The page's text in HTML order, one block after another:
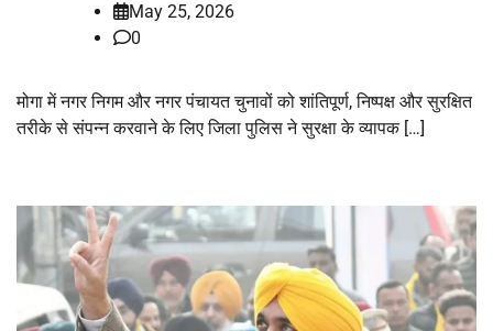
May 25, 2026
0
मोगा में नगर निगम और नगर पंचायत चुनावों को शांतिपूर्ण, निष्पक्ष और सुरक्षित
तरीके से संपन्न करवाने के लिए जिला पुलिस ने सुरक्षा के व्यापक […]